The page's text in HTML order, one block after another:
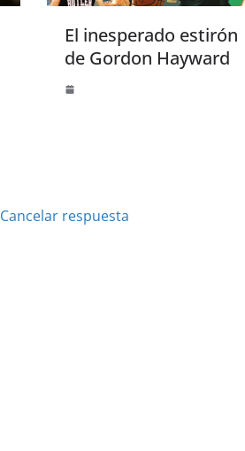
El inesperado estirón
de Gordon Hayward
Cancelar respuesta